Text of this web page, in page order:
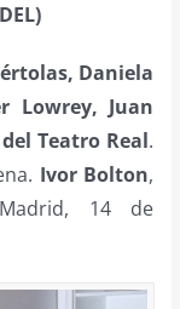
Daniela
Lowrey, Juan
Teatro Real.
Ivor Bolton,
14 de